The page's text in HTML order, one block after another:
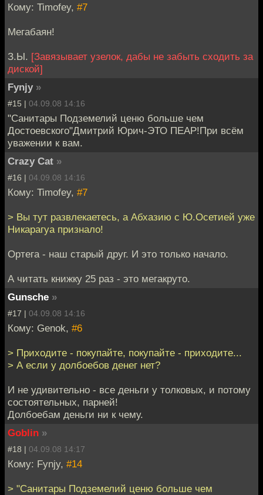
Кому: Timofey, #7
Мегабаян!
З.Ы. [Завязывает узелок, дабы не забыть сходить за
диской]
Fynjy »
#15 | 04.09.08 14:16
"Санитары Подземелий ценю больше чем
Достоевского"Дмитрий Юрич-ЭТО ПЕАР!При всём
уважении к вам.
Crazy Cat »
#16 | 04.09.08 14:16
Кому: Timofey, #7
> Вы тут развлекаетесь, а Абхазию с Ю.Осетией уже
Никарагуа признало!
Ортега - наш старый друг. И это только начало.
А читать книжку 25 раз - это мегакруто.
Gunsche »
#17 | 04.09.08 14:16
Кому: Genok, #6
> Приходите - покупайте, покупайте - приходите...
> А если у долбоебов денег нет?
И не удивительно - все деньги у толковых, и потому
состоятельных, парней!
Долбоебам деньги ни к чему.
Goblin »
#18 | 04.09.08 14:17
Кому: Fynjy, #14
> "Санитары Подземелий ценю больше чем